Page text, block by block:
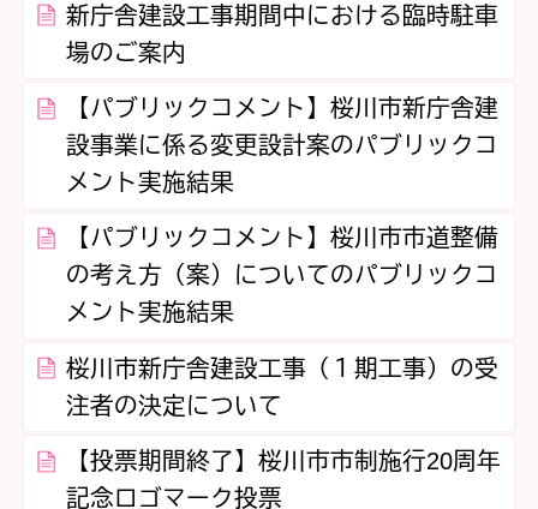
新庁舎建設工事期間中における臨時駐車
場のご案内
【パブリックコメント】桜川市新庁舎建
設事業に係る変更設計案のパブリックコ
メント実施結果
【パブリックコメント】桜川市市道整備
の考え方（案）についてのパブリックコ
メント実施結果
桜川市新庁舎建設工事（１期工事）の受
注者の決定について
【投票期間終了】桜川市市制施行20周年
記念ロゴマーク投票